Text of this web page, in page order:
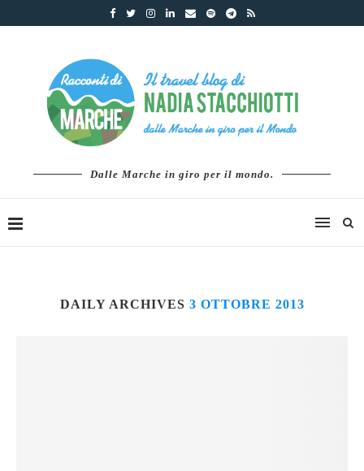
Dalle Marche in giro per il mondo.
DAILY ARCHIVES 3 OTTOBRE 2013